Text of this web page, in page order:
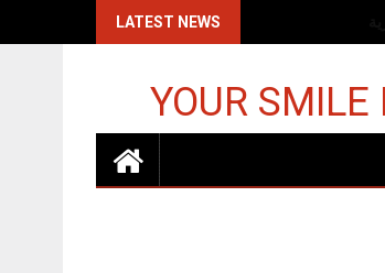
LATEST NEWS
YOUR SMILE